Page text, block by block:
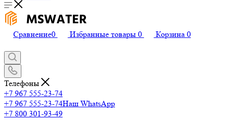
Сравнение0 Избранные товары 0 Корзина 0
Телефоны
+7 967 555-23-74
+7 967 555-23-74Наш WhatsApp
+7 800 301-93-49